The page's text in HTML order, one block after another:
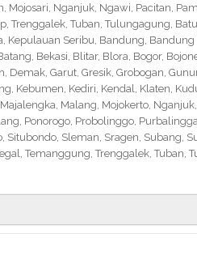
Mojosari, Nganjuk, Ngawi, Pacitan,
Trenggalek, Tuban, Tulungagung,
Kepulauan Seribu, Bandung, Bandung
Bekasi, Blitar, Blora, Bogor,
Demak, Garut, Gresik, Grobogan,
Kebumen, Kediri, Kendal, Klaten,
Malang, Mojokerto,
Ponorogo, Probolinggo,
Situbondo, Sleman, Sragen, Subang,
Temanggung, Trenggalek, Tuban,